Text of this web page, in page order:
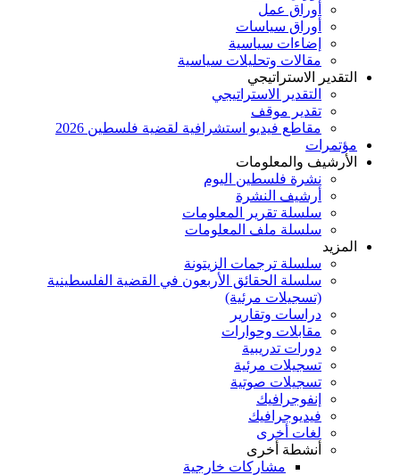
أوراق عمل
أوراق سياسات
إضاءات سياسية
مقالات وتحليلات سياسية
التقدير الاستراتيجي
التقدير الاستراتيجي
تقدير موقف
مقاطع فيديو استشرافية لقضية فلسطين 2026
مؤتمرات
الأرشيف والمعلومات
نشرة فلسطين اليوم
أرشيف النشرة
سلسلة تقرير المعلومات
سلسلة ملف المعلومات
المزيد
سلسلة ترجمات الزيتونة
سلسلة الحقائق الأربعون في القضية الفلسطينية
(تسجيلات مرئية)
دراسات وتقارير
مقابلات وحوارات
دورات تدريبية
تسجيلات مرئية
تسجيلات صوتية
إنفوجرافيك
فيديوجرافيك
لغات أخرى
أنشطة أخرى
مشاركات خارجية